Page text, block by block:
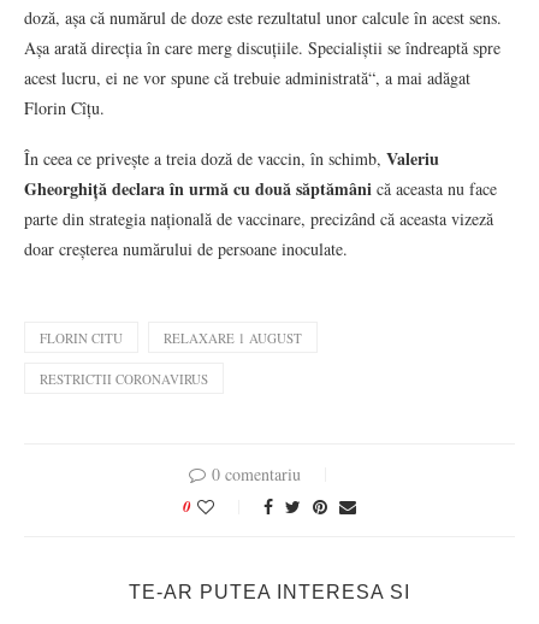
doză, așa că numărul de doze este rezultatul unor calcule în acest sens.
Așa arată direcția în care merg discuțiile. Specialiștii se îndreaptă spre
acest lucru, ei ne vor spune că trebuie administrată“, a mai adăgat
Florin Cîțu.
În ceea ce privește a treia doză de vaccin, în schimb, Valeriu
Gheorghiță declara în urmă cu două săptămâni că aceasta nu face
parte din strategia națională de vaccinare, precizând că aceasta vizeză
doar creșterea numărului de persoane inoculate.
FLORIN CITU RELAXARE 1 AUGUST
RESTRICTII CORONAVIRUS
0 comentariu
0
TE-AR PUTEA INTERESA SI